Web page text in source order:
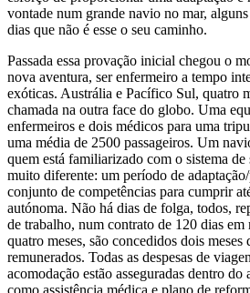
vontade num grande navio no mar,
dias que não é esse o seu caminho.
Passada essa provação inicial chegou o
nova aventura, ser enfermeiro a tempo
exóticas. Austrália e Pacífico Sul, quatro
chamada na outra face do globo. Uma
enfermeiros e dois médicos para uma
uma média de 2500 passageiros. Um
quem está familiarizado com o sistema
muito diferente: um período de
conjunto de competências para cumprir
autónoma. Não há dias de folga, todos,
de trabalho, num contrato de 120 dias em
quatro meses, são concedidos dois meses
remunerados. Todas as despesas de
acomodação estão asseguradas dentro
como assistência médica e plano de